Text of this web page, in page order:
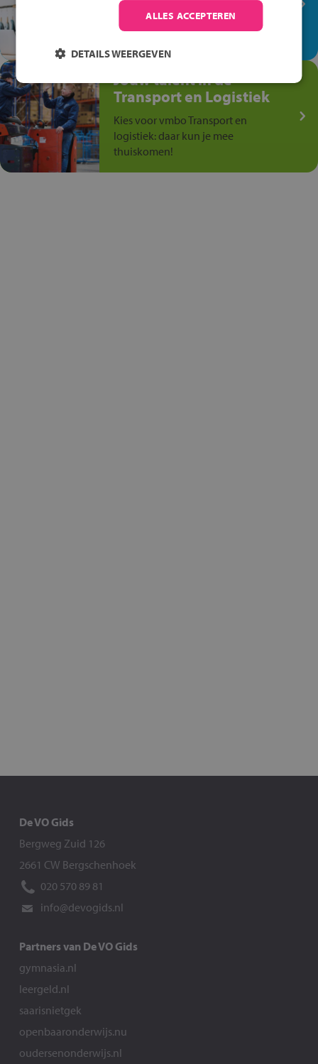
Ontdek via het vmbo jouw talent
op de winkelvloer, waar elke dag
Jouw talent in de
Transport en Logistiek
Kies voor vmbo Transport en
logistiek: daar kun je mee
thuiskomen!
De VO Gids
Bergweg Zuid 126
2661 CW Bergschenhoek
020 570 89 81
info@devogids.nl
Partners van De VO Gids
gymnasia.nl
leergeld.nl
saarisnietgek
openbaaronderwijs.nu
oudersenonderwijs.nl
ALLES ACCEPTEREN
DETAILS WEERGEVEN